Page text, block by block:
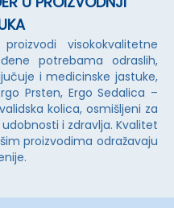
visokokvalitetne
potrebama odraslih,
i medicinske jastuke,
Prsten, Ergo Sedalica –
kolica, osmišljeni za
i zdravlja. Kvalitet
proizvodima odražavaju